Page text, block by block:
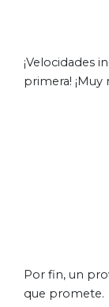
¡Velocidades
primera!
Por fin, un
que promete.